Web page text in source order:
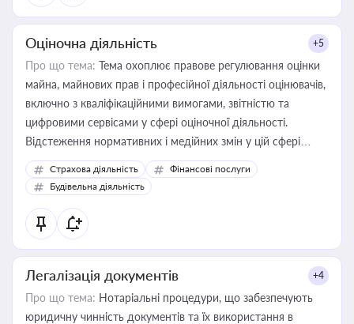
Оціночна діяльність +5
Про що тема: Тема охоплює правове регулювання оцінки
майна, майнових прав і професійної діяльності оцінювачів,
включно з кваліфікаційними вимогами, звітністю та
цифровими сервісами у сфері оціночної діяльності.
Відстеження нормативних і медійних змін у цій сфері
корисне для власника бізнесу, керівника, юриста або
бухгалтера під час оподаткування, приватизації, оренди
державного майна, корпоративних угод і перевірки
статусу суб'єктів оціночної діяльності
Страхова діяльність
Фінансові послуги
Будівельна діяльність
Легалізація документів +4
Про що тема: Нотаріальні процедури, що забезпечують
юридичну чинність документів та їх використання в